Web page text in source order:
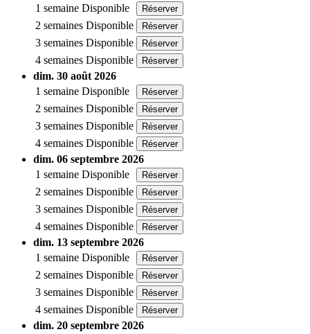
1 semaine Disponible Réserver
2 semaines Disponible Réserver
3 semaines Disponible Réserver
4 semaines Disponible Réserver
dim. 30 août 2026
1 semaine Disponible Réserver
2 semaines Disponible Réserver
3 semaines Disponible Réserver
4 semaines Disponible Réserver
dim. 06 septembre 2026
1 semaine Disponible Réserver
2 semaines Disponible Réserver
3 semaines Disponible Réserver
4 semaines Disponible Réserver
dim. 13 septembre 2026
1 semaine Disponible Réserver
2 semaines Disponible Réserver
3 semaines Disponible Réserver
4 semaines Disponible Réserver
dim. 20 septembre 2026